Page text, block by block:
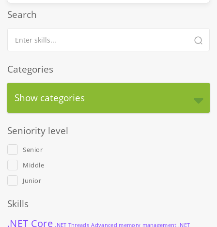
Search
Categories
Show categories
Seniority level
Senior
Middle
Junior
Skills
.NET Core .NET Threads Advanced memory management .NET